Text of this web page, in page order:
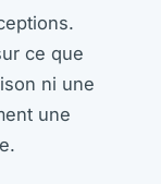
ce que
ni une
une